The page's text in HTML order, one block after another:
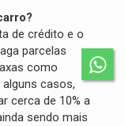
de crédito e o
parcelas
como
casos,
cerca de 10% a
sendo mais